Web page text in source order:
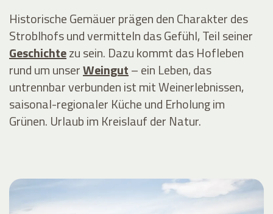
Historische Gemäuer prägen den Charakter des
Stroblhofs und vermitteln das Gefühl, Teil seiner
Geschichtezu sein. Dazu kommt das Hofleben
rund um unserWeingut– ein Leben, das
untrennbar verbunden ist mit Weinerlebnissen,
saisonal-regionaler Küche und Erholung im
Grünen. Urlaub im Kreislauf der Natur.